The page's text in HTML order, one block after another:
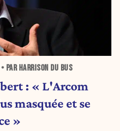
PAR HARRISON DU BUS
: « L'Arcom
masquée et se
»